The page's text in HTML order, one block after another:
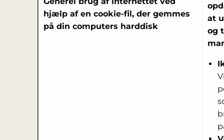
hjælp af en cookie-fil, der gemmes
på din computers harddisk
at
og